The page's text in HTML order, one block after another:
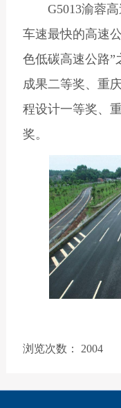
G5013渝蓉高
车速最快的高速
色低碳高速公路”
成果二等奖、重
程设计一等奖、
奖。
浏览次数： 2004